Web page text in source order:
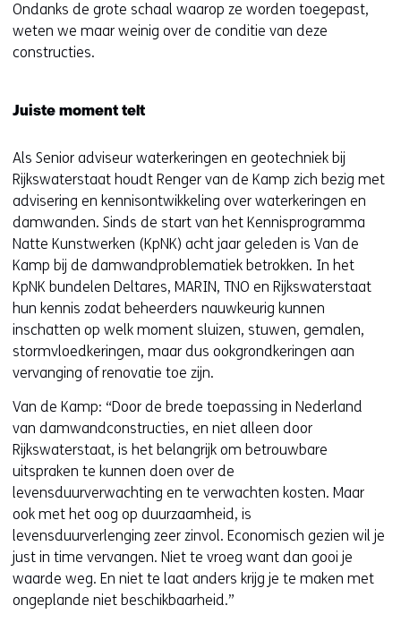
Ondanks de grote schaal waarop ze worden toegepast,
weten we maar weinig over de conditie van deze
constructies.
Juiste moment telt
Als Senior adviseur waterkeringen en geotechniek bij
Rijkswaterstaat houdt Renger van de Kamp zich bezig met
advisering en kennisontwikkeling over waterkeringen en
damwanden. Sinds de start van het Kennisprogramma
Natte Kunstwerken (KpNK) acht jaar geleden is Van de
Kamp bij de damwandproblematiek betrokken. In het
KpNK bundelen Deltares, MARIN, TNO en Rijkswaterstaat
hun kennis zodat beheerders nauwkeurig kunnen
inschatten op welk moment sluizen, stuwen, gemalen,
stormvloedkeringen, maar dus ookgrondkeringen aan
vervanging of renovatie toe zijn.
Van de Kamp: “Door de brede toepassing in Nederland
van damwandconstructies, en niet alleen door
Rijkswaterstaat, is het belangrijk om betrouwbare
uitspraken te kunnen doen over de
levensduurverwachting en te verwachten kosten. Maar
ook met het oog op duurzaamheid, is
levensduurverlenging zeer zinvol. Economisch gezien wil je
just in time vervangen. Niet te vroeg want dan gooi je
waarde weg. En niet te laat anders krijg je te maken met
ongeplande niet beschikbaarheid.”